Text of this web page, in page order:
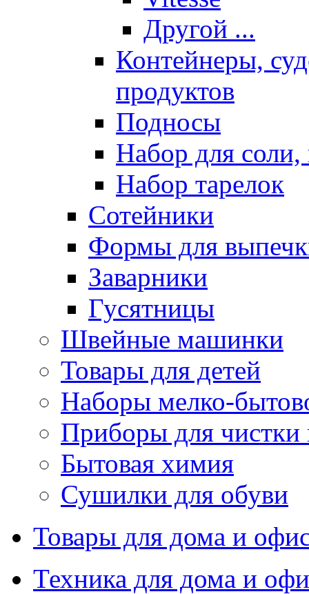
Другой ...
Контейнеры,
продуктов
Подносы
Набор для соли,
Набор тарелок
Сотейники
Формы для
Заварники
Гусятницы
Швейные машинки
Товары для детей
Наборы мелко-
Приборы для чистки
Бытовая химия
Сушилки для обуви
Товары для дома и
Техника для дома и